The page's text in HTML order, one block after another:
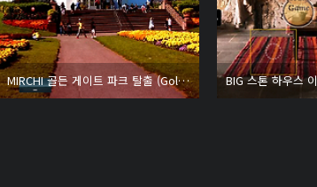
MIRCHI 골든 게이트 파크 탈출 (Golden Gate Park)